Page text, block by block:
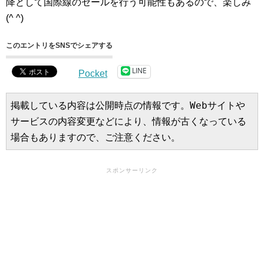
降として国際線のセールを行う可能性もあるので、楽しみ
(^ ^)
このエントリをSNSでシェアする
Pocket LINE
掲載している内容は公開時点の情報です。Webサイトや
サービスの内容変更などにより、情報が古くなっている
場合もありますので、ご注意ください。
スポンサーリンク